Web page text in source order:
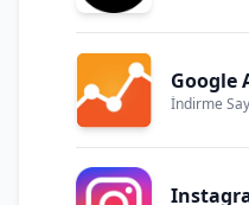
Google
İndirme